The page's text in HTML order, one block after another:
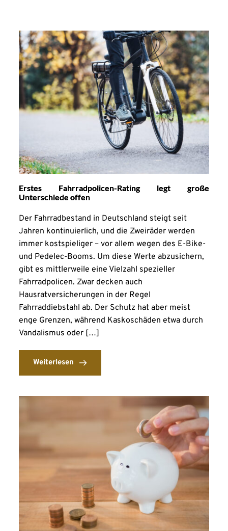
Erstes Fahrradpolicen-Rating legt große
Unterschiede offen
Der Fahrradbestand in Deutschland steigt seit
Jahren kontinuierlich, und die Zweiräder werden
immer kostspieliger – vor allem wegen des E-Bike-
und Pedelec-Booms. Um diese Werte abzusichern,
gibt es mittlerweile eine Vielzahl spezieller
Fahrradpolicen. Zwar decken auch
Hausratversicherungen in der Regel
Fahrraddiebstahl ab. Der Schutz hat aber meist
enge Grenzen, während Kaskoschäden etwa durch
Vandalismus oder […]
Weiterlesen